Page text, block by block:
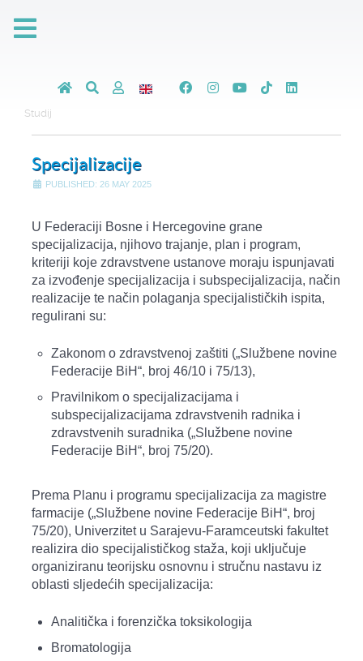
Studij
Specijalizacije
PUBLISHED: 26 MAY 2025
U Federaciji Bosne i Hercegovine grane
specijalizacija, njihovo trajanje, plan i program,
kriteriji koje zdravstvene ustanove moraju ispunjavati
za izvođenje specijalizacija i subspecijalizacija, način
realizacije te način polaganja specijalističkih ispita,
regulirani su:
Zakonom o zdravstvenoj zaštiti („Službene novine
Federacije BiH“, broj 46/10 i 75/13),
Pravilnikom o specijalizacijama i
subspecijalizacijama zdravstvenih radnika i
zdravstvenih suradnika („Službene novine
Federacije BiH“, broj 75/20).
Prema Planu i programu specijalizacija za magistre
farmacije („Službene novine Federacije BiH“, broj
75/20), Univerzitet u Sarajevu-Faramceutski fakultet
realizira dio specijalističkog staža, koji uključuje
organiziranu teorijsku osnovnu i stručnu nastavu iz
oblasti sljedećih specijalizacija:
Analitička i forenzička toksikologija
Bromatologija